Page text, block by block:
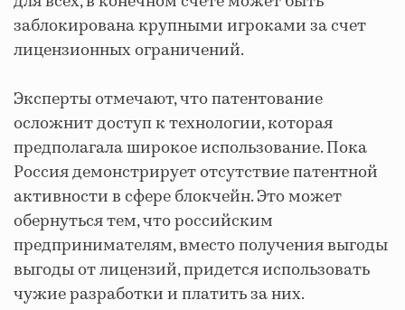
заблокирована крупными игроками за счет
лицензионных ограничений.
Эксперты отмечают, что патентование
осложнит доступ к технологии, которая
предполагала широкое использование. Пока
Россия демонстрирует отсутствие патентной
активности в сфере блокчейн. Это может
обернуться тем, что российским
предпринимателям, вместо получения выгоды
выгоды от лицензий, придется использовать
чужие разработки и платить за них.